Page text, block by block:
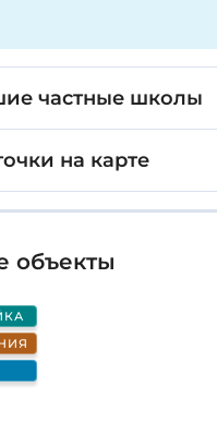
частные школы
на карте
объекты